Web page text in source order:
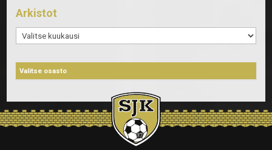
Arkistot
Arkistot